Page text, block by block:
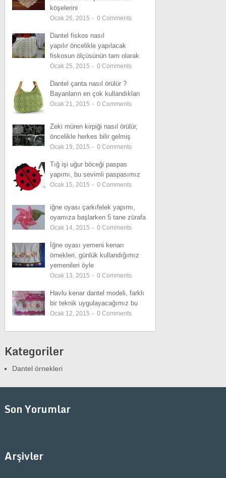
köşelerini
Ocak 26, 2015 - 0 Comments
Dantel fiskos nasıl
yapılır öncelikle yapılacak
fiskosun ölçüsünün tam olarak
Ocak 25, 2015 - 0 Comments
Dantel çanta nasıl örülür ?
Bayanların en çok kullandıkları
Ocak 21, 2015 - 0 Comments
Zeki müren kirpiği nasıl örülür,
öncelikle herkes bilir gelmiş
Ocak 19, 2015 - 0 Comments
Tığ işi uğur böceği paspas
yapımı, bu sevimli paspasımız
Ocak 15, 2015 - 0 Comments
iğne oyası çarkıfelek yapımı,
oyamıza başlarken 5 tane zürafa
Ocak 14, 2015 - 0 Comments
İğne oyası yemeni kenarı
örnekleri, günlük kullandığımız
yemenileri öyle
Ocak 13, 2015 - 0 Comments
Havlu kenar dantel modeli, farklı
bir teknik uygulayacağımız bu
Ocak 12, 2015 - 0 Comments
Kategoriler
Dantel örnekleri
Son Yorumlar
Arşivler